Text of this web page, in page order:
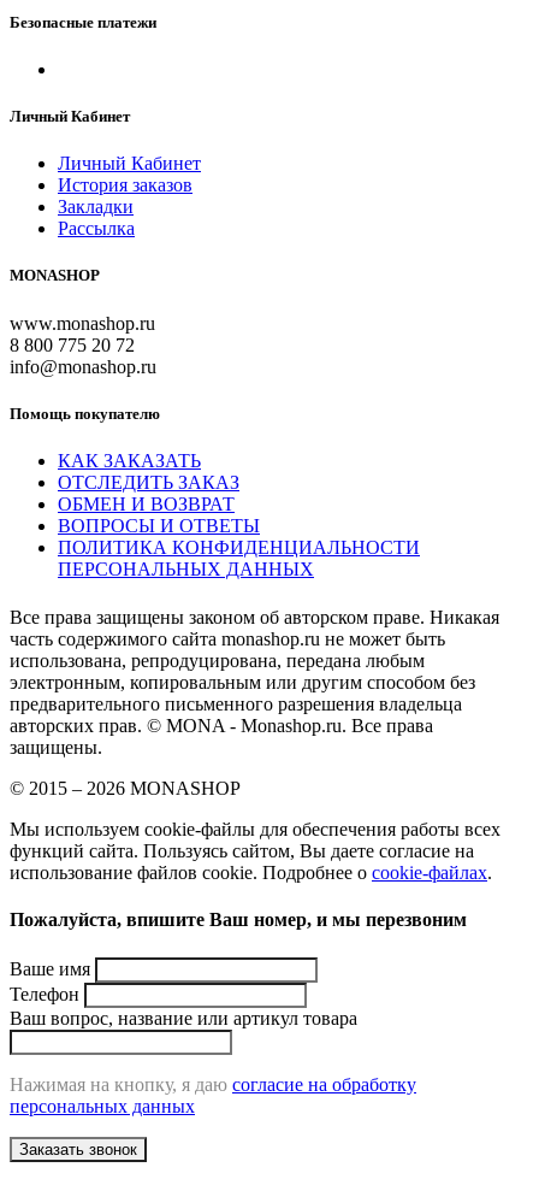
Безопасные платежи
Личный Кабинет
Личный Кабинет
История заказов
Закладки
Рассылка
MONASHOP
www.monashop.ru
8 800 775 20 72
info@monashop.ru
Помощь покупателю
КАК ЗАКАЗАТЬ
ОТСЛЕДИТЬ ЗАКАЗ
ОБМЕН И ВОЗВРАТ
ВОПРОСЫ И ОТВЕТЫ
ПОЛИТИКА КОНФИДЕНЦИАЛЬНОСТИ
ПЕРСОНАЛЬНЫХ ДАННЫХ
Все права защищены законом об авторском праве. Никакая
часть содержимого сайта monashop.ru не может быть
использована, репродуцирована, передана любым
электронным, копировальным или другим способом без
предварительного письменного разрешения владельца
авторских прав. © MONA - Monashop.ru. Все права
защищены.
© 2015 – 2026 MONASHOP
Мы используем cookie-файлы для обеспечения работы всех
функций сайта. Пользуясь сайтом, Вы даете согласие на
использование файлов cookie. Подробнее о cookie-файлах.
Пожалуйста, впишите Ваш номер, и мы перезвоним
Ваше имя
Телефон
Ваш вопрос, название или артикул товара
Нажимая на кнопку, я даю согласие на обработку
персональных данных
Заказать звонок